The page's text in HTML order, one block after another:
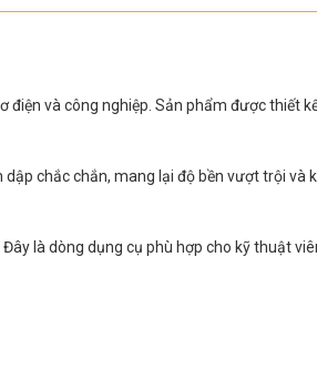
điện và công nghiệp. Sản phẩm được thiết
chắc chắn, mang lại độ bền vượt trội và
là dòng dụng cụ phù hợp cho kỹ thuật